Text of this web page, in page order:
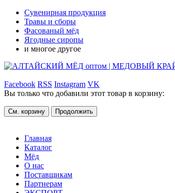
Сувенирная продукция
Травы и сборы
Фасованый мёд
Ягодные сиропы
и многое другое
Facebook RSS Instagram VK
Вы только что добавили этот товар в корзину:
См. корзину Продолжить
Главная
Каталог
Мёд
О нас
Поставщикам
Партнерам